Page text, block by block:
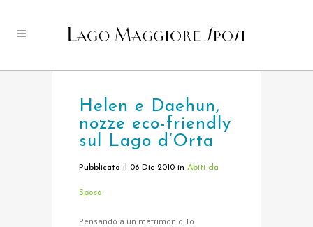
Helen e Daehun,
nozze eco-friendly
sul Lago d’Orta
Pubblicato il 06 Dic 2010 in Abiti da
Sposa
Pensando a un matrimonio, lo